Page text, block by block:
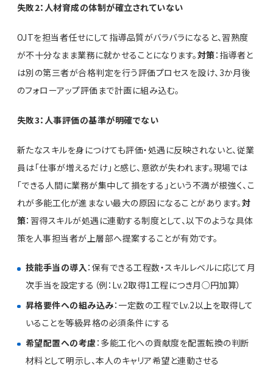
失敗2：人材育成の体制が確立されていない
OJTを担当者任せにして指導品質がバラバラになると、習熟度
が不十分なまま業務に就かせることになります。対策：指導者と
は別の第三者が合格判定を行う評価プロセスを設け、3か月後
のフォローアップ評価まで計画に組み込む。
失敗3：人事評価の基準が明確でない
新たなスキルを身につけても評価・処遇に反映されないと、従業
員は「仕事が増えるだけ」と感じ、意欲が失われます。現場では
「できる人間に業務が集中して損をする」という不満が根強く、こ
れが多能工化が進まない最大の原因になることがあります。対
策：習得スキルが処遇に連動する制度として、以下のような具体
策を人事担当者が上層部へ提案することが有効です。
技能手当の導入：保有できる工程数・スキルレベルに応じて月
次手当を設定する（例：Lv.2取得1工程につき月○円加算）
昇格要件への組み込み：一定数の工程でLv.2以上を取得して
いることを等級昇格の必須条件にする
希望配置への考慮 ：多能工化への貢献度を配置転換の判断
材料として明示し、本人のキャリア希望と連動させる